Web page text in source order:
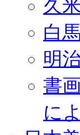
久
白
明
書
に